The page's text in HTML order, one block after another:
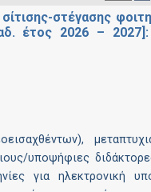
στέγασης
έτος 2026 –
υποψήφιες
για ηλεκτρονική